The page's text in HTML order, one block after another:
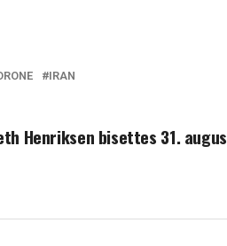
IRAN
Henriksen bisettes 31.